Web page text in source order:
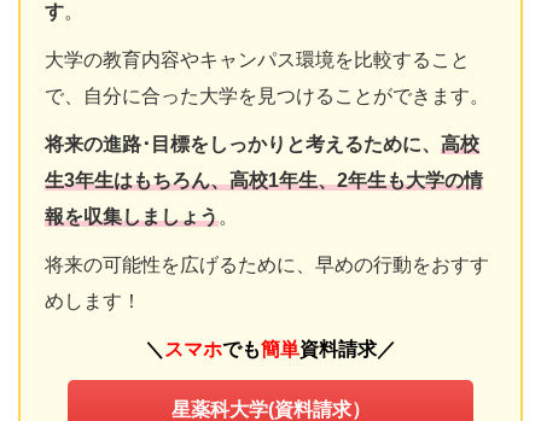
す。
大学の教育内容やキャンパス環境を比較すること
で、自分に合った大学を見つけることができます。
将来の進路･目標をしっかりと考えるために、 高校
生3年生はもちろん、高校1年生、2年生も大学の情
報を収集しましょう。
将来の可能性を広げるために、早めの行動をおすす
めします！
＼ スマホでも簡単資料請求／
星薬科大学(資料請求）